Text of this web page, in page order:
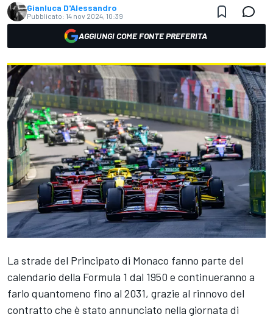
Gianluca D'Alessandro
Pubblicato: 14 nov 2024, 10:39
AGGIUNGI COME FONTE PREFERITA
La strade del Principato di Monaco fanno parte del
calendario della Formula 1 dal 1950 e continueranno a
farlo quantomeno fino al 2031, grazie al rinnovo del
contratto che è stato annunciato nella giornata di